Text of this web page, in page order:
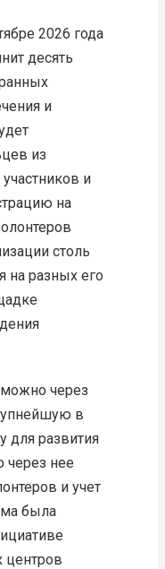
2026 года
десять
и
из
и
на
столь
на разных его
можно через
в
для развития
через нее
и учет
была
центров